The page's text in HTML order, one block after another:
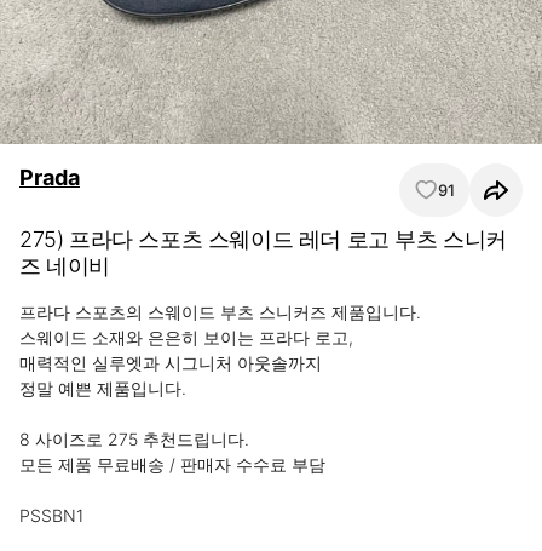
Prada 91
275) 프라다 스포츠 스웨이드 레더 로고 부츠 스니커
즈 네이비
프라다 스포츠의 스웨이드 부츠 스니커즈 제품입니다.
스웨이드 소재와 은은히 보이는 프라다 로고,
매력적인 실루엣과 시그니처 아웃솔까지
정말 예쁜 제품입니다.
8 사이즈로 275 추천드립니다.
모든 제품 무료배송 / 판매자 수수료 부담
PSSBN1